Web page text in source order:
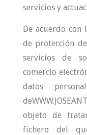
servicios y
De acuerdo con
de protección
servicios de
comercio
datos
objeto de
fichero del